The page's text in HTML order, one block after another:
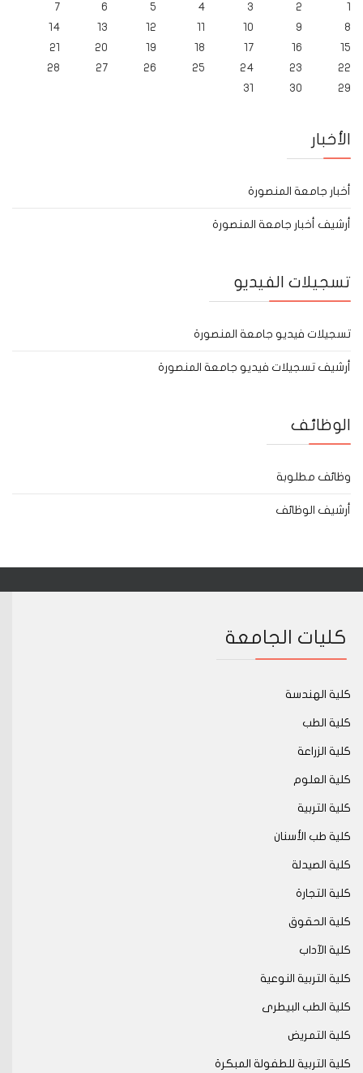
1
2
3
4
5
6
7
8
9
10
11
12
13
14
15
16
17
18
19
20
21
22
23
24
25
26
27
28
29
30
31
الأخبار
أخبار جامعة المنصورة
أرشيف أخبار جامعة المنصورة
تسجيلات الفيديو
تسجيلات فيديو جامعة المنصورة
أرشيف تسجيلات فيديو جامعة المنصورة
الوظائف
وظائف مطلوبة
أرشيف الوظائف
كليات الجامعة
كلية الهندسة
كلية الطب
كلية الزراعة
كلية العلوم
كلية التربية
كلية طب الأسنان
كلية الصيدلة
كلية التجارة
كلية الحقوق
كلية الآداب
كلية التربية النوعية
كلية الطب البيطرى
كلية التمريض
كلية التربية للطفولة المبكرة